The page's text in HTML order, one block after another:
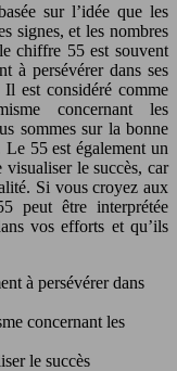
sur l’idée que les
signes, et les nombres
chiffre 55 est souvent
à persévérer dans ses
est considéré comme
concernant les
sommes sur la bonne
55 est également un
le succès, car
Si vous croyez aux
peut être interprétée
vos efforts et qu’ils
à persévérer dans
concernant les
le succès